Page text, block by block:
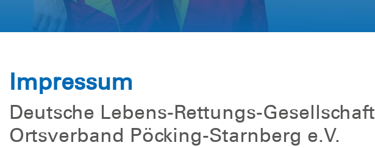
Impressum
Deutsche Lebens-Rettungs-Gesellschaft
Ortsverband Pöcking-Starnberg e.V.